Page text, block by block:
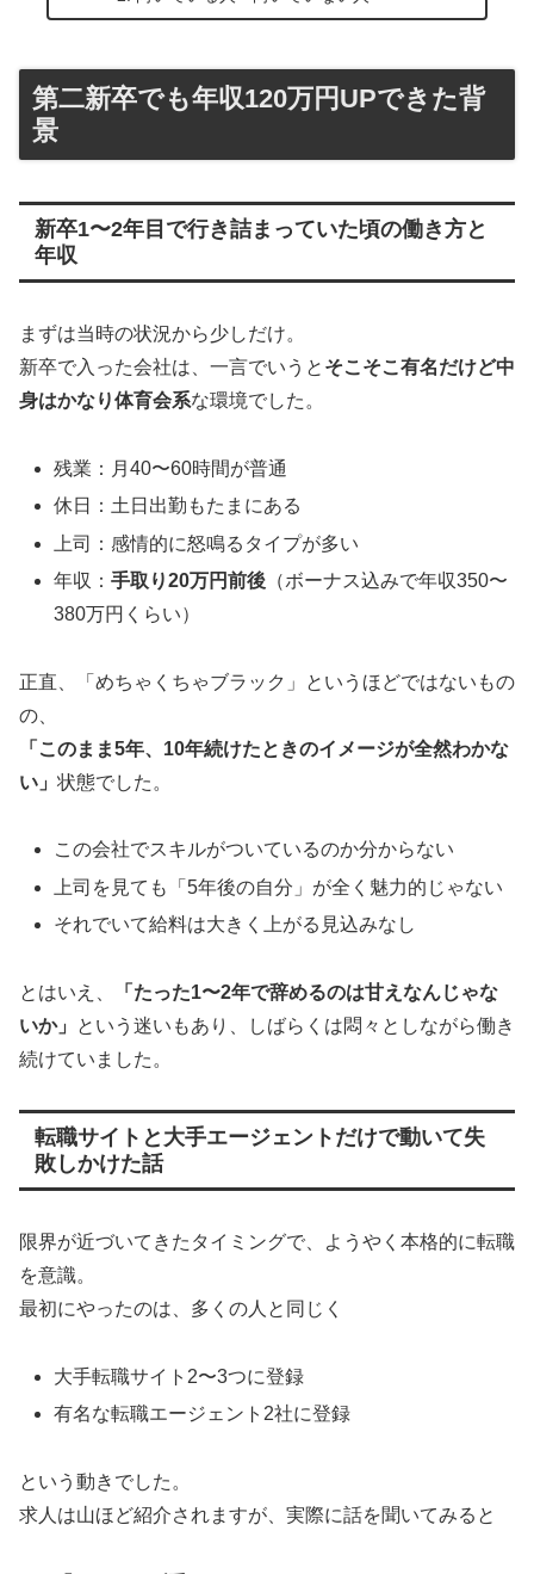
第二新卒でも年収120万円UPできた背
景
新卒1〜2年目で行き詰まっていた頃の働き方と
年収
まずは当時の状況から少しだけ。
新卒で入った会社は、一言でいうと そこそこ有名だけど中
身はかなり体育会系な環境でした。
残業：月40〜60時間が普通
休日：土日出勤もたまにある
上司：感情的に怒鳴るタイプが多い
年収：手取り20万円前後 （ボーナス込みで年収350〜
380万円くらい）
正直、「めちゃくちゃブラック」というほどではないもの
の、
「このまま5年、10年続けたときのイメージが全然わかな
い」 状態でした。
この会社でスキルがついているのか分からない
上司を見ても「5年後の自分」が全く魅力的じゃない
それでいて給料は大きく上がる見込みなし
とはいえ、
「たった1〜2年で辞めるのは甘えなんじゃな
いか」
という迷いもあり、しばらくは悶々としながら働き
続けていました。
転職サイトと大手エージェントだけで動いて失
敗しかけた話
限界が近づいてきたタイミングで、ようやく本格的に転職
を意識。
最初にやったのは、多くの人と同じく
大手転職サイト2〜3つに登録
有名な転職エージェント2社に登録
という動きでした。
求人は山ほど紹介されますが、実際に話を聞いてみると